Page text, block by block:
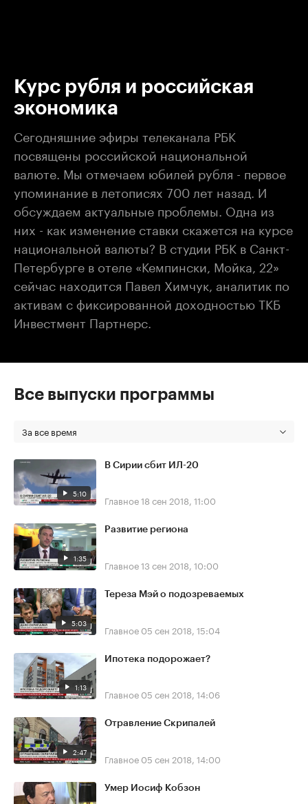
Курс рубля и российская
экономика
Сегодняшние эфиры телеканала РБК
посвящены российской национальной
валюте. Мы отмечаем юбилей рубля - первое
упоминание в летописях 700 лет назад. И
обсуждаем актуальные проблемы. Одна из
них - как изменение ставки скажется на курсе
национальной валюты? В студии РБК в Санкт-
Петербурге в отеле «Кемпински, Мойка, 22»
сейчас находится Павел Химчук, аналитик по
активам с фиксированной доходностью ТКБ
Инвестмент Партнерс.
Все выпуски программы
За все время
5:10
В Сирии сбит ИЛ-20
Главное18 сен 2018, 11:00
1:35
Развитие региона
Главное13 сен 2018, 10:00
5:03
Тереза Мэй о подозреваемых
Главное 05 сен 2018, 15:04
1:13
Ипотека подорожает?
Главное 05 сен 2018, 14:06
2:47
Отравление Скрипалей
Главное 05 сен 2018, 14:00
Умер Иосиф Кобзон